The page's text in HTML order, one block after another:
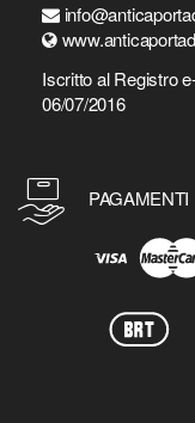
Iscritto al Registro
06/07/2016